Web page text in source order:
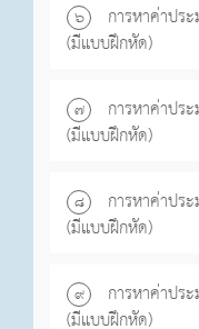
๖
การหาค่าปร
(มีแบบฝึกหัด)
๗
การหาค่าปร
(มีแบบฝึกหัด)
๘
การหาค่าปร
(มีแบบฝึกหัด)
๙
การหาค่าปร
(มีแบบฝึกหัด)